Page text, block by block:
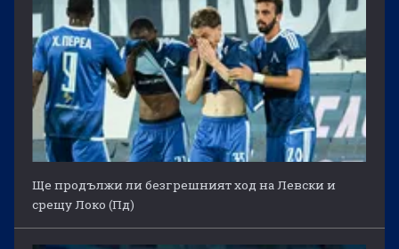
Ще продължи ли безгрешният ход на Левски и
срещу Локо (Пд)